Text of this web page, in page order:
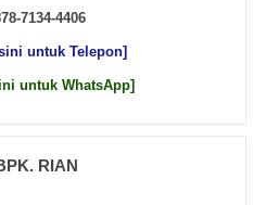
7134-4406
untuk Telepon]
untuk WhatsApp]
RIAN